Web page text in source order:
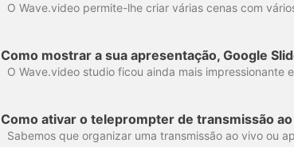
Como mostrar a sua apresentação, Google
Como ativar o teleprompter de transmissão